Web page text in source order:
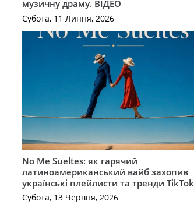
музичну драму. ВІДЕО
Субота, 11 Липня, 2026
No Me Sueltes: як гарячий
латиноамериканський вайб захопив
українські плейлисти та тренди TikTok
Субота, 13 Червня, 2026